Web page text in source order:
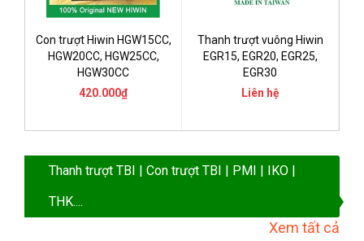
Con trượt Hiwin HGW15CC,
HGW20CC, HGW25CC,
HGW30CC
420.000₫
Thanh trượt vuông Hiwin
EGR15, EGR20, EGR25,
EGR30
Liên hệ
Thanh trượt TBI | Con trượt TBI | PMI | IKO |
THK....
Xem tất cả